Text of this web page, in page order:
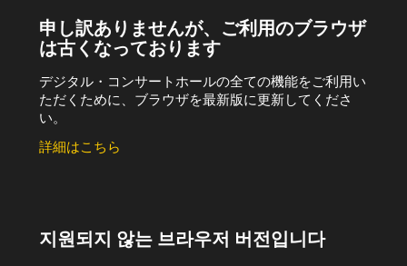
申し訳ありませんが、ご利用のブラウザ
は古くなっております
デジタル・コンサートホールの全ての機能をご利用い
ただくために、ブラウザを最新版に更新してくださ
い。
詳細はこちら
지원되지 않는 브라우저 버전입니다